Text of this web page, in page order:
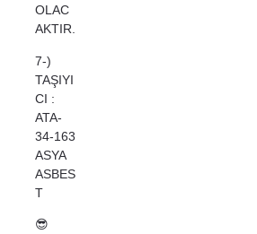
OLAC
AKTIR.
7-)
TAŞIYI
CI :
ATA-
34-163
ASYA
ASBES
T
😎